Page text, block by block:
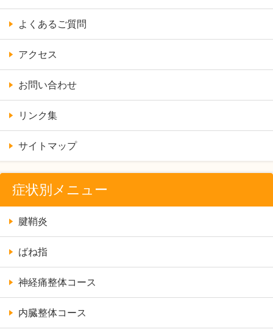
よくあるご質問
アクセス
お問い合わせ
リンク集
サイトマップ
症状別メニュー
腱鞘炎
ばね指
神経痛整体コース
内臓整体コース